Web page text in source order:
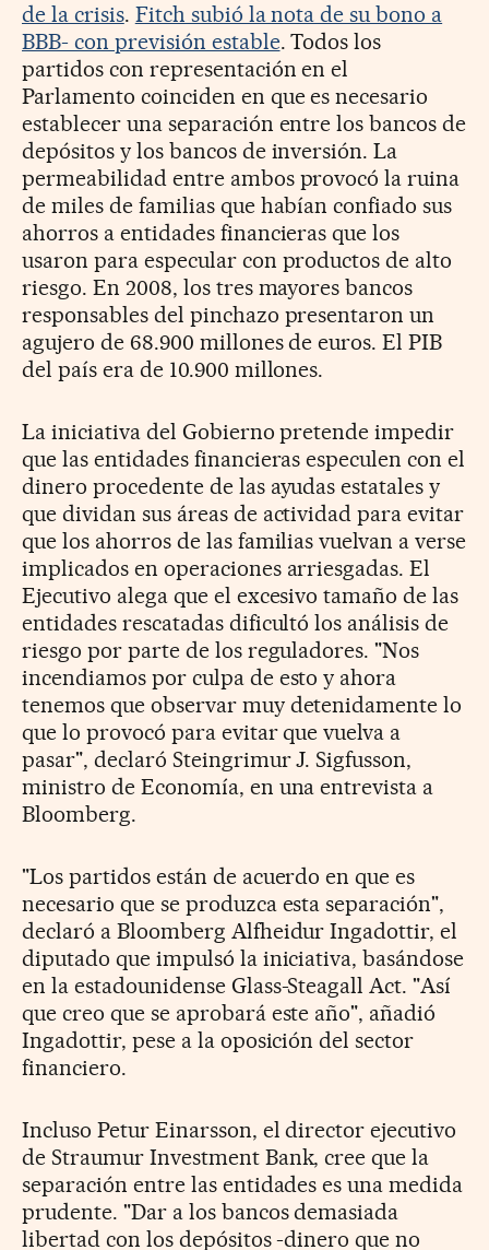
de la crisis. Fitch subió la nota de su bono a
BBB- con previsión estable. Todos los
partidos con representación en el
Parlamento coinciden en que es necesario
establecer una separación entre los bancos de
depósitos y los bancos de inversión. La
permeabilidad entre ambos provocó la ruina
de miles de familias que habían confiado sus
ahorros a entidades financieras que los
usaron para especular con productos de alto
riesgo. En 2008, los tres mayores bancos
responsables del pinchazo presentaron un
agujero de 68.900 millones de euros. El PIB
del país era de 10.900 millones.
La iniciativa del Gobierno pretende impedir
que las entidades financieras especulen con el
dinero procedente de las ayudas estatales y
que dividan sus áreas de actividad para evitar
que los ahorros de las familias vuelvan a verse
implicados en operaciones arriesgadas. El
Ejecutivo alega que el excesivo tamaño de las
entidades rescatadas dificultó los análisis de
riesgo por parte de los reguladores. "Nos
incendiamos por culpa de esto y ahora
tenemos que observar muy detenidamente lo
que lo provocó para evitar que vuelva a
pasar", declaró Steingrimur J. Sigfusson,
ministro de Economía, en una entrevista a
Bloomberg.
"Los partidos están de acuerdo en que es
necesario que se produzca esta separación",
declaró a Bloomberg Alfheidur Ingadottir, el
diputado que impulsó la iniciativa, basándose
en la estadounidense Glass-Steagall Act. "Así
que creo que se aprobará este año", añadió
Ingadottir, pese a la oposición del sector
financiero.
Incluso Petur Einarsson, el director ejecutivo
de Straumur Investment Bank, cree que la
separación entre las entidades es una medida
prudente. "Dar a los bancos demasiada
libertad con los depósitos -dinero que no